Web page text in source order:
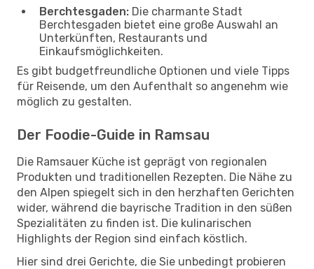
Berchtesgaden: Die charmante Stadt
Berchtesgaden bietet eine große Auswahl an
Unterkünften, Restaurants und
Einkaufsmöglichkeiten.
Es gibt budgetfreundliche Optionen und viele Tipps
für Reisende, um den Aufenthalt so angenehm wie
möglich zu gestalten.
Der Foodie-Guide in Ramsau
Die Ramsauer Küche ist geprägt von regionalen
Produkten und traditionellen Rezepten. Die Nähe zu
den Alpen spiegelt sich in den herzhaften Gerichten
wider, während die bayrische Tradition in den süßen
Spezialitäten zu finden ist. Die kulinarischen
Highlights der Region sind einfach köstlich.
Hier sind drei Gerichte, die Sie unbedingt probieren